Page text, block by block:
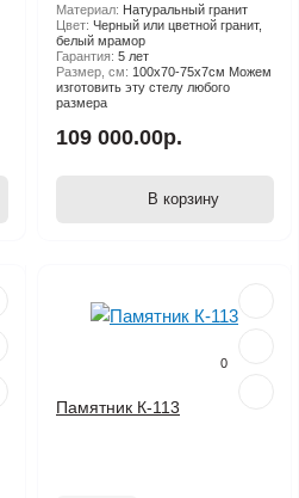
Материал: Натуральный гранит
Цвет: Черный или цветной гранит,
белый мрамор
Гарантия: 5 лет
Размер, см: 100х70-75х7см Можем
изготовить эту стелу любого
размера
109 000.00р.
В корзину
0
Памятник К-113